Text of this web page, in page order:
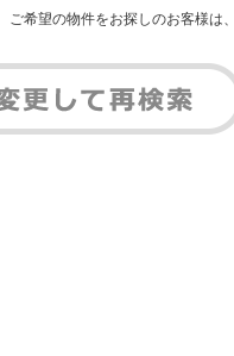
ご希望の物件をお探しのお客様は